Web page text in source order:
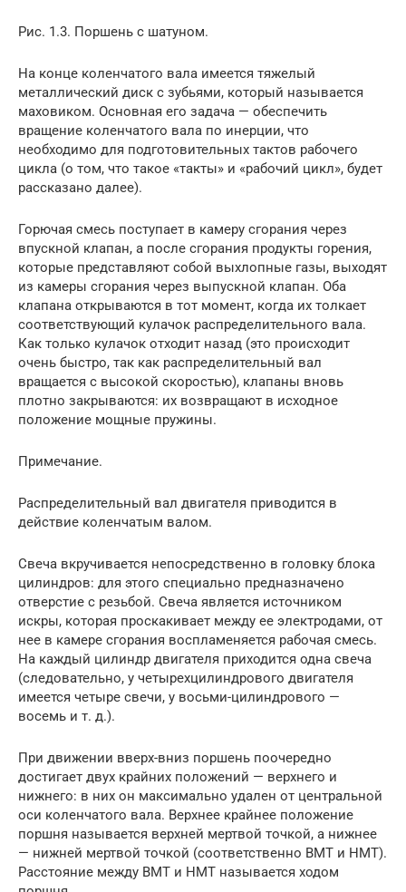
Рис. 1.3. Поршень с шатуном.
На конце коленчатого вала имеется тяжелый
металлический диск с зубьями, который называется
маховиком. Основная его задача — обеспечить
вращение коленчатого вала по инерции, что
необходимо для подготовительных тактов рабочего
цикла (о том, что такое «такты» и «рабочий цикл», будет
рассказано далее).
Горючая смесь поступает в камеру сгорания через
впускной клапан, а после сгорания продукты горения,
которые представляют собой выхлопные газы, выходят
из камеры сгорания через выпускной клапан. Оба
клапана открываются в тот момент, когда их толкает
соответствующий кулачок распределительного вала.
Как только кулачок отходит назад (это происходит
очень быстро, так как распределительный вал
вращается с высокой скоростью), клапаны вновь
плотно закрываются: их возвращают в исходное
положение мощные пружины.
Примечание.
Распределительный вал двигателя приводится в
действие коленчатым валом.
Свеча вкручивается непосредственно в головку блока
цилиндров: для этого специально предназначено
отверстие с резьбой. Свеча является источником
искры, которая проскакивает между ее электродами, от
нее в камере сгорания воспламеняется рабочая смесь.
На каждый цилиндр двигателя приходится одна свеча
(следовательно, у четырехцилиндрового двигателя
имеется четыре свечи, у восьми-цилиндрового —
восемь и т. д.).
При движении вверх-вниз поршень поочередно
достигает двух крайних положений — верхнего и
нижнего: в них он максимально удален от центральной
оси коленчатого вала. Верхнее крайнее положение
поршня называется верхней мертвой точкой, а нижнее
— нижней мертвой точкой (соответственно ВМТ и НМТ).
Расстояние между ВМТ и НМТ называется ходом